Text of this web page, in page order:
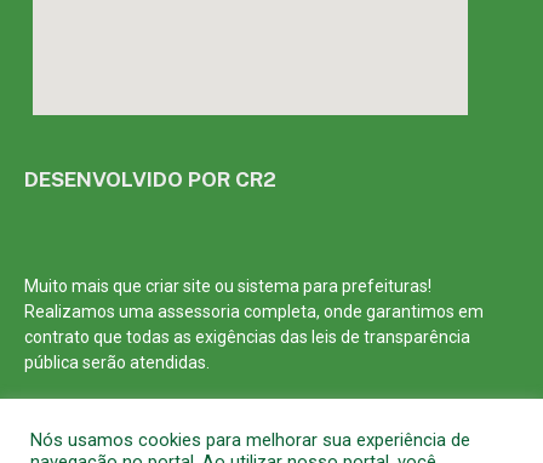
DESENVOLVIDO POR CR2
Muito mais que criar site ou sistema para prefeituras!
Realizamos umaassessoriacompleta, onde garantimos em
contrato que todas as exigências das leis de transparência
públicaserão atendidas.
Nós usamos cookies para melhorar sua experiência de